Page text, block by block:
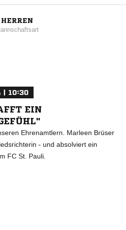
HERREN
| 10:30
EIN
Ehrenamtlern. Marleen Brüser
- und absolviert ein
FC St. Pauli.